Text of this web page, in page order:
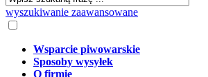
wyszukiwanie zaawansowane
Wsparcie piwowarskie
Sposoby wysyłek
O firmie